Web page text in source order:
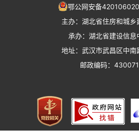
湖北城市建设职业技术学院
鄂公网安备
主办：湖北省住房和城乡
承办：湖北省建设信息
地址：武汉市武昌区中南
邮政编码：430071